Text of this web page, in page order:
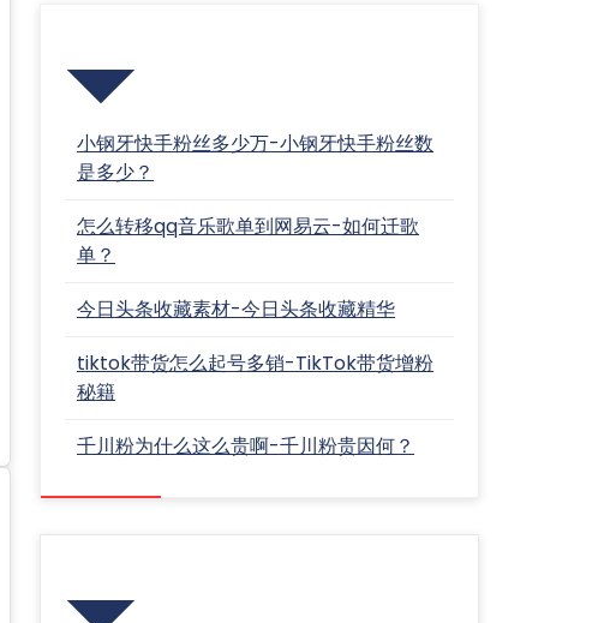
小钢牙快手粉丝多少万-小钢牙快手粉丝数
是多少？
怎么转移qq音乐歌单到网易云-如何迁歌
单？
今日头条收藏素材-今日头条收藏精华
tiktok带货怎么起号多销-TikTok带货增粉
秘籍
千川粉为什么这么贵啊-千川粉贵因何？